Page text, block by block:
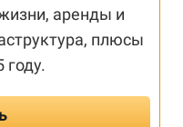
аренды и
плюсы